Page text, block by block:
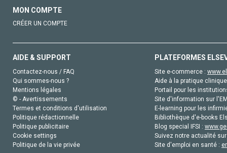
MON COMPTE
CRÉER UN COMPTE
AIDE & SUPPORT
Contactez-nous / FAQ
Qui sommes-nous ?
Mentions légales
© - Avertissements
Termes et conditions d'utilisation
Politique rédactionnelle
Politique publicitaire
Cookie settings
Politique de la vie privée
PLATEFORMES
Site e-commerce :
Aide à la pratique
Portail pour les
Site d'information sur
E-learning pour les
Bibliothèque d'e-books
Blog special IFSI :
Suivez notre actualité
Site d'emploi en santé :